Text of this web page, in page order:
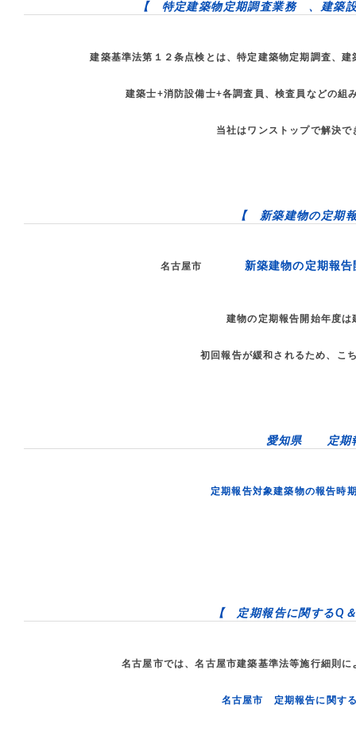
【 特定建築物定期調査業務 、建築
建築基準法第１２条点検とは、特定建築物定期調査、
建築士+消防設備士+各調査員、検査員などの組
当社はワンストップで解決
【 新築建物の定期
名古屋市 新築建物の定期報
建物の定期報告開始年度
初回報告が緩和されるため、こ
愛知県 定期
定期報告対象建築物の報告時
【 定期報告に関するQ
名古屋市では、名古屋市建築基準法等施行細則
名古屋市 定期報告に関す